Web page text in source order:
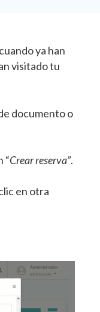
ya han
visitado tu
documento o
“Crear reserva”.
en otra